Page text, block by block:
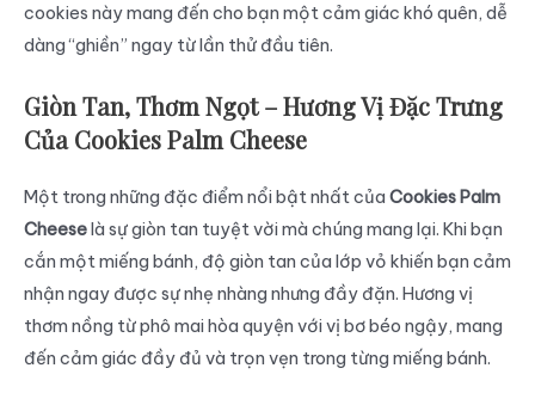
cookies này mang đến cho bạn một cảm giác khó quên, dễ
dàng “ghiền” ngay từ lần thử đầu tiên.
Giòn Tan, Thơm Ngọt – Hương Vị Đặc Trưng
Của Cookies Palm Cheese
Một trong những đặc điểm nổi bật nhất của Cookies Palm
Cheeselà sự giòn tan tuyệt vời mà chúng mang lại. Khi bạn
cắn một miếng bánh, độ giòn tan của lớp vỏ khiến bạn cảm
nhận ngay được sự nhẹ nhàng nhưng đầy đặn. Hương vị
thơm nồng từ phô mai hòa quyện với vị bơ béo ngậy, mang
đến cảm giác đầy đủ và trọn vẹn trong từng miếng bánh.